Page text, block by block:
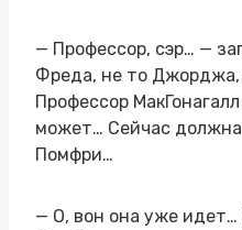
— Профессор, сэр… —
Фреда, не то Джорджа,
Профессор
может… Сейчас
Помфри…
— О, вон она уже идет…